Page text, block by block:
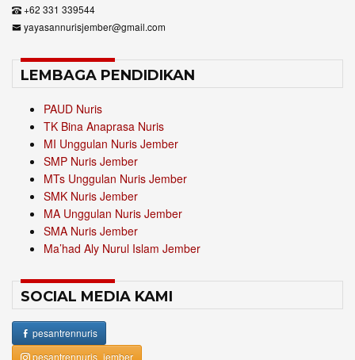
+62 331 339544
yayasannurisjember@gmail.com
LEMBAGA PENDIDIKAN
PAUD Nuris
TK Bina Anaprasa Nuris
MI Unggulan Nuris Jember
SMP Nuris Jember
MTs Unggulan Nuris Jember
SMK Nuris Jember
MA Unggulan Nuris Jember
SMA Nuris Jember
Ma’had Aly Nurul Islam Jember
SOCIAL MEDIA KAMI
pesantrennuris
pesantrennuris_jember